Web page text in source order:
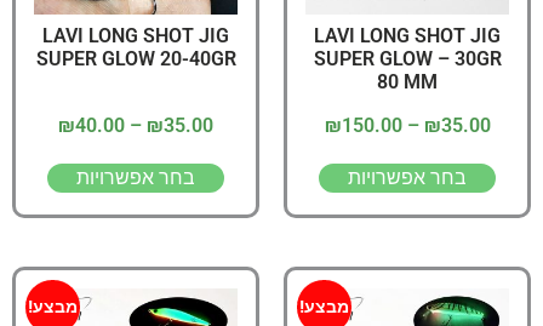
LAVI LONG SHOT JIG
SUPER GLOW – 30GR
80 MM
₪35.00
–
₪150.00
בחר אפשרויות
LAVI LONG SHOT JIG
SUPER GLOW 20-40GR
₪35.00
–
₪40.00
בחר אפשרויות
מבצע! מבצע!